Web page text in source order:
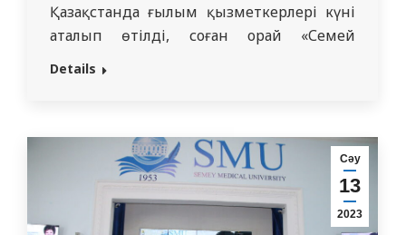
Қазақстанда ғылым қызметкерлері күні
аталып өтілді, соған орай «Семей
медицина университеті» КеАҚ-да
шығарылды. Сонымен, 2022 жылғы
ғылыми-зерттеу қызметі рейтингісінің
нәтижелері бойынша «Ғылыми-зерттеу
қызметіндегі үздік теориялық кафедра»
Details
Сәу
13
2023